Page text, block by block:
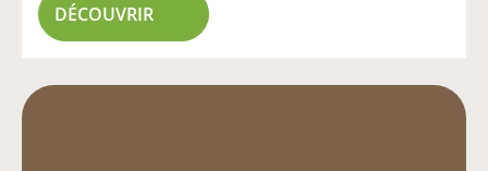
DÉCOUVRIR